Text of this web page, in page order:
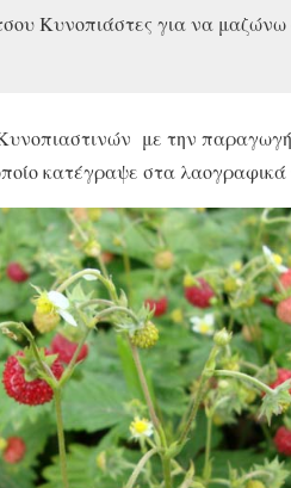
Κυνοπιάστες για να μαζώνω
με την
κατέγραψε στα λαογραφικά